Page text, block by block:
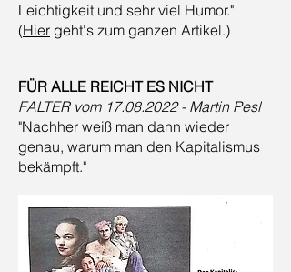
Leichtigkeit und sehr viel Humor."
(Hier geht's zum ganzen Artikel.)
FÜR ALLE REICHT ES NICHT
FALTER vom 17.08.2022- Martin Pesl
"Nachher weiß man dann wieder
genau, warum man den Kapitalismus
bekämpft."